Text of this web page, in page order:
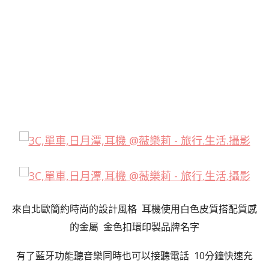
來自北歐簡約時尚的設計風格 耳機使用白色皮質搭配質感
的金屬 金色扣環印製品牌名字
有了藍牙功能聽音樂同時也可以接聽電話 10分鐘快速充